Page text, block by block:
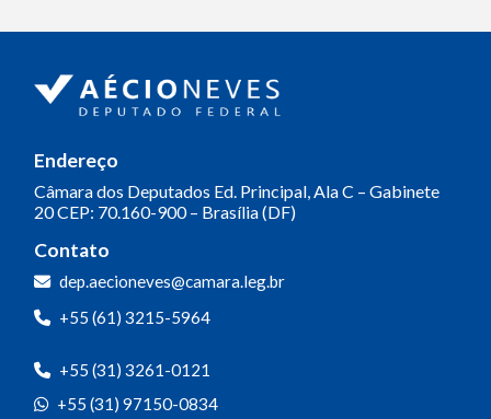
Endereço
Câmara dos Deputados Ed. Principal, Ala C – Gabinete
20CEP: 70.160-900 – Brasília (DF)
Contato
dep.aecioneves@camara.leg.br
+55 (61) 3215-5964
+55 (31) 3261-0121
+55 (31) 97150-0834